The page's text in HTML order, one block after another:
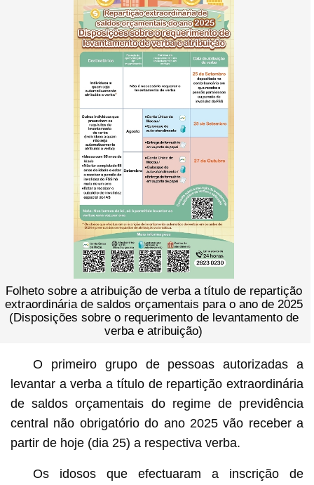
Folheto sobre a atribuição de verba a título de repartição
extraordinária de saldos orçamentais para o ano de 2025
(Disposições sobre o requerimento de levantamento de
verba e atribuição)
O primeiro grupo de pessoas autorizadas a
levantar a verba a título de repartição extraordinária
de saldos orçamentais do regime de previdência
central não obrigatório do ano 2025 vão receber a
partir de hoje (dia 25) a respectiva verba.
Os idosos que efectuaram a inscrição de